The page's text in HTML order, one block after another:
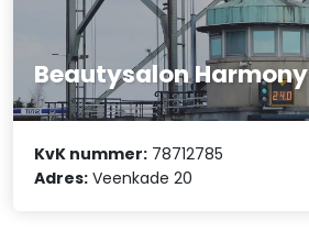
Beautysalon Harmony
KvK nummer: 78712785
Adres: Veenkade 20